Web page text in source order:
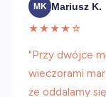
MK Mariusz K.
★★★★☆
"Przy dwójce
wieczorami
że oddalamy